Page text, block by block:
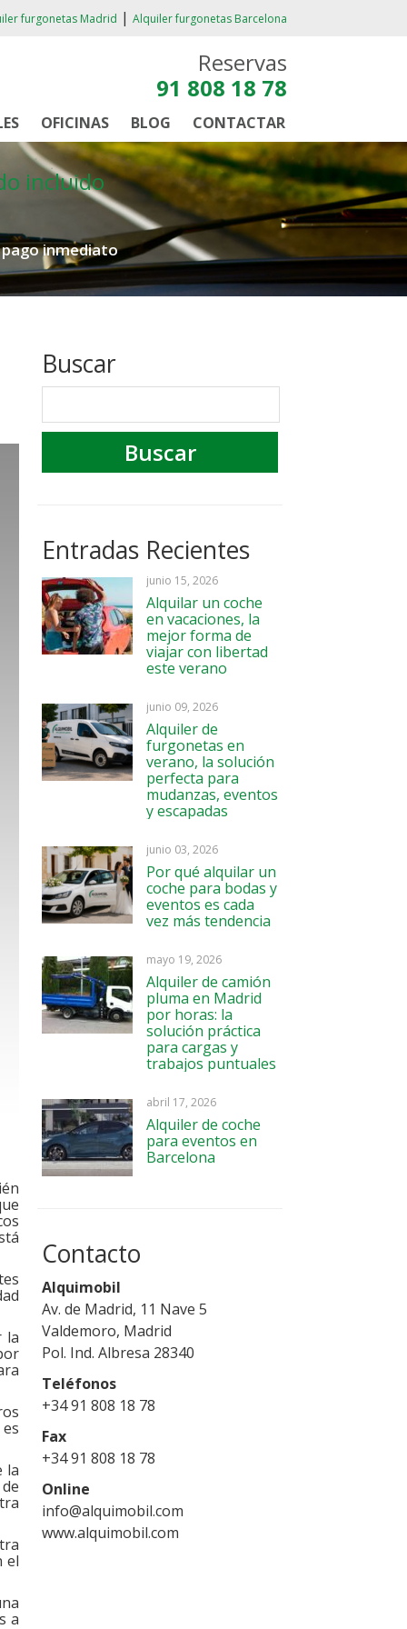
furgonetas Madrid | Alquiler furgonetas Barcelona
Reservas
91 808 18 78
OFICINAS BLOG CONTACTAR
incluido
inmediato
la
la
el
a
Buscar
Entradas Recientes
junio 15, 2026
Alquilar un coche
en vacaciones, la
mejor forma de
viajar con libertad
este verano
junio 09, 2026
Alquiler de
furgonetas en
verano, la solución
perfecta para
mudanzas, eventos
y escapadas
junio 03, 2026
Por qué alquilar un
coche para bodas y
eventos es cada
vez más tendencia
mayo 19, 2026
Alquiler de camión
pluma en Madrid
por horas: la
solución práctica
para cargas y
trabajos puntuales
abril 17, 2026
Alquiler de coche
para eventos en
Barcelona
Contacto
Alquimobil
Av. de Madrid, 11 Nave 5
Valdemoro, Madrid
Pol. Ind. Albresa 28340
Teléfonos
+34 91 808 18 78
Fax
+34 91 808 18 78
Online
info@alquimobil.com
www.alquimobil.com